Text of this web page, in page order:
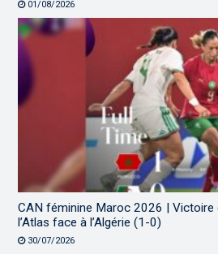
01/08/2026
CAN féminine Maroc 2026 | Victoire
l’Atlas face à l’Algérie (1-0)
30/07/2026